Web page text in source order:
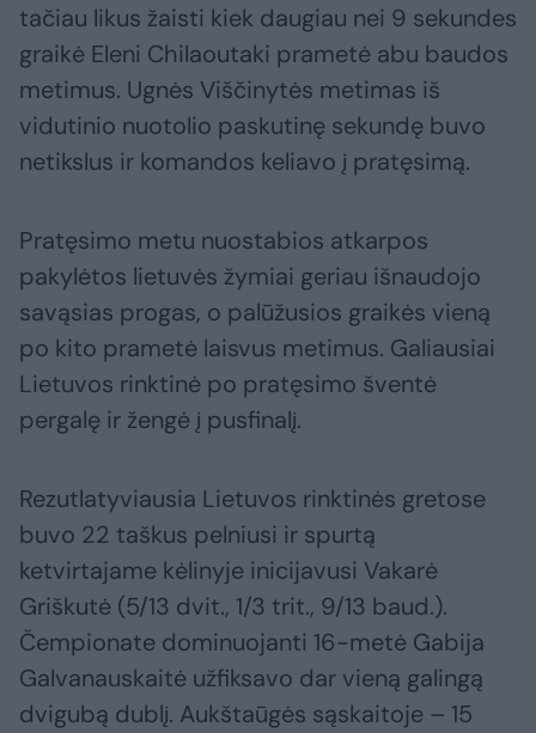
tačiau likus žaisti kiek daugiau nei 9 sekundes
graikė Eleni Chilaoutaki prametė abu baudos
metimus. Ugnės Viščinytės metimas iš
vidutinio nuotolio paskutinę sekundę buvo
netikslus ir komandos keliavo į pratęsimą.
Pratęsimo metu nuostabios atkarpos
pakylėtos lietuvės žymiai geriau išnaudojo
savąsias progas, o palūžusios graikės vieną
po kito prametė laisvus metimus. Galiausiai
Lietuvos rinktinė po pratęsimo šventė
pergalę ir žengė į pusfinalį.
Rezutlatyviausia Lietuvos rinktinės gretose
buvo 22 taškus pelniusi ir spurtą
ketvirtajame kėlinyje inicijavusi Vakarė
Griškutė (5/13 dvit., 1/3 trit., 9/13 baud.).
Čempionate dominuojanti 16-metė Gabija
Galvanauskaitė užfiksavo dar vieną galingą
dvigubą dublį. Aukštaūgės sąskaitoje – 15